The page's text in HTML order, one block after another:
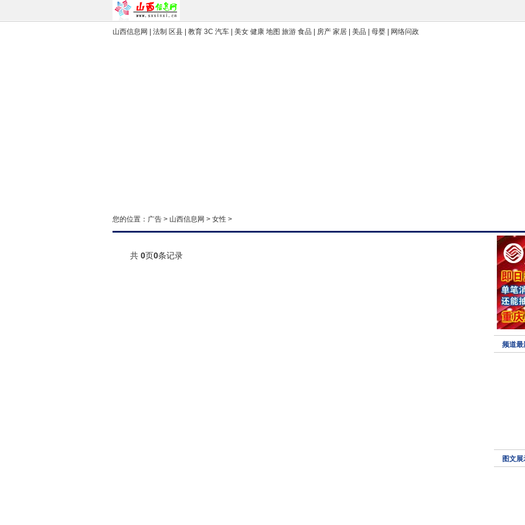
山西信息网 | 法制 区县 | 教育 3C 汽车 | 美女 健康 地图 旅游 食品 | 房产 家居 | 美品 | 母婴 | 网络问政
您的位置： 广告 > 山西信息网 > 女性 >
共 0页0条记录
频道最
图文展